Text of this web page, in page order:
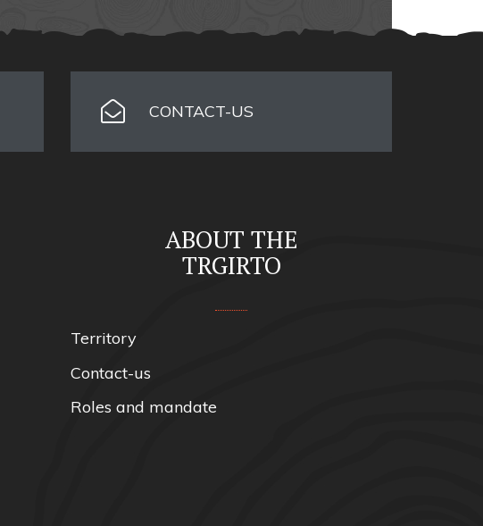
CONTACT-US
ABOUT THE
TRGIRTO
Territory
Contact-us
Roles and mandate